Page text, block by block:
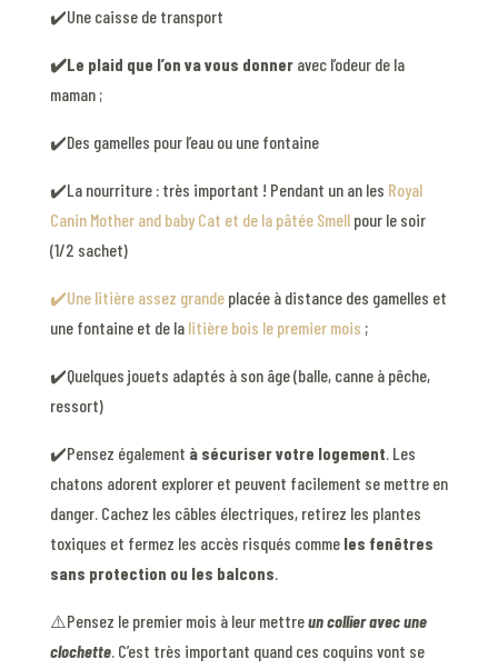
✔️Une caisse de transport
✔️Le plaid que l’on va vous donneravec l’odeur de la
maman ;
✔️Des gamelles pour l’eau ou une fontaine
✔️La nourriture : très important ! Pendant un an les Royal
Canin Mother and baby Cat et de la pâtée Smellpour le soir
(1/2 sachet)
✔️Une litière assez grandeplacée à distance des gamelles et
une fontaine et de la litière bois le premier mois ;
✔️Quelques jouets adaptés à son âge (balle, canne à pêche,
ressort)
✔️Pensez également à sécuriser votre logement. Les
chatons adorent explorer et peuvent facilement se mettre en
danger. Cachez les câbles électriques, retirez les plantes
toxiques et fermez les accès risqués comme les fenêtres
sans protection ou les balcons.
⚠️Pensez le premier mois à leur mettreun collier avec une
clochette. C’est très important quand ces coquins vont se